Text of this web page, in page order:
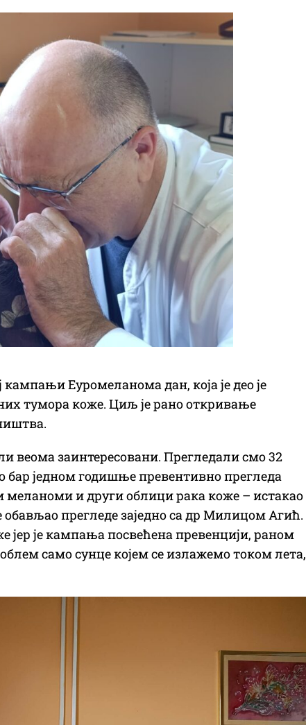
Еуромеланома дан, која је део је
тумора коже. Циљ је рано откривање
веома заинтересовани. Прегледали смо 32
једном годишње превентивно прегледа
меланоми и други облици рака коже – истакао
обављао прегледе заједно са др Милицом Агић.
јер је кампања посвећена превенцији, раном
само сунце којем се излажемо током лета,